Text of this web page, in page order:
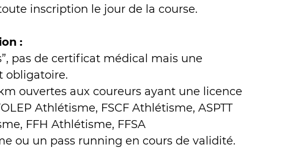
inscription le jour de la course.
:
pas de certificat médical mais une
obligatoire.
ouvertes aux coureurs ayant une licence
Athlétisme, FSCF Athlétisme, ASPTT
FFH Athlétisme, FFSA
ou un pass running en cours de validité.